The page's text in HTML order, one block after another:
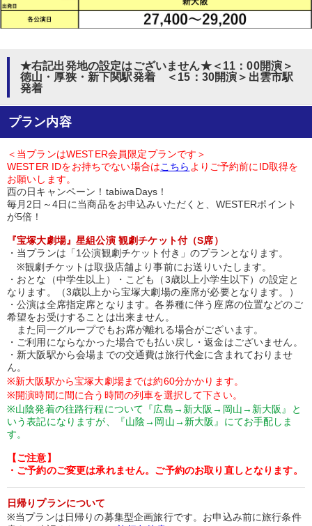
★右記出発地の設定はございません★＜11：00開演＞
徳山・厚狭・新下関駅発着 ＜15：30開演＞出雲市駅
発着
プラン内容
＜当プランはWESTER会員限定プランです＞
WESTER IDをお持ちでない場合はこちら よりご予約前にID取得を
お願いします。
西の日キャンペーン！tabiwaDays！
毎月2日～4日に当商品をお申込みいただくと、WESTERポイント
が5倍！
『宝塚大劇場』星組公演 観劇チケット付（S席）
・当プランは「1公演観劇チケット付き」のプランとなります。
※観劇チケットは取扱店舗より事前にお送りいたします。
・おとな（中学生以上）・こども（3歳以上小学生以下）の設定と
なります。（3歳以上から宝塚大劇場の座席が必要となります。）
・公演は全席指定席となります。各券種に伴う座席の位置などのご
希望をお受けすることは出来ません。
また同一グループでもお席が離れる場合がございます。
・ご利用にならなかった場合でも払い戻し・返金はございません。
・新大阪駅から会場までの交通費は旅行代金に含まれておりませ
ん。
※新大阪駅から宝塚大劇場までは約60分かかります。
※開演時間に間に合う時間の列車を選択して下さい。
※山陰発着の往路行程について『広島→新大阪→岡山→新大阪』と
いう表記になりますが、『山陰→岡山→新大阪』にてお手配しま
す。
【ご注意】
・ご予約のご変更は承れません。ご予約のお取り直しとなります。
日帰りプランについて
※当プランは日帰りの募集型企画旅行です。お申込み前に旅行条件